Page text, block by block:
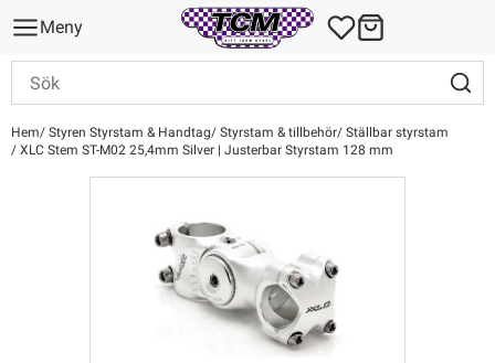
Meny
Hem Styren Styrstam & Handtag Styrstam & tillbehör Ställbar styrstam
XLC Stem ST-M02 25,4mm Silver | Justerbar Styrstam 128 mm